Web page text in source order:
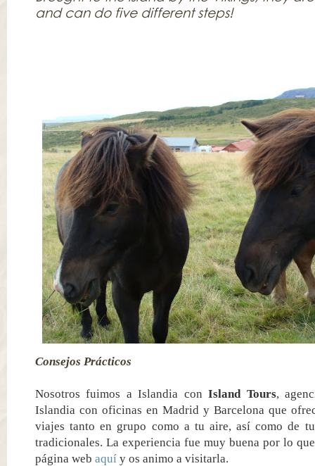
and can do five different steps!
Consejos Prácticos
Nosotros fuimos a Islandia conIsland Tours,
Islandia con oficinas en Madrid y Barcelona que
viajes tanto en grupo como a tu aire, así como de
tradicionales. La experiencia fue muy buena por lo
página web aquí y os animo a visitarla.